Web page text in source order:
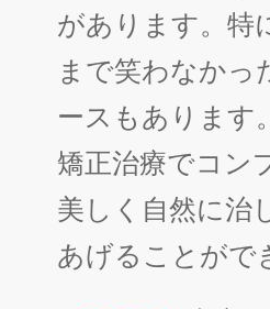
があります。特
まで笑わなかっ
ースもあります
矯正治療でコン
美しく自然に治
あげることがで